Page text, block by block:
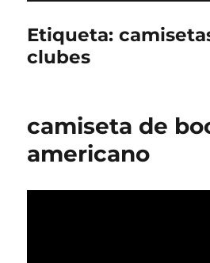
Etiqueta:
clubes
camiseta de
americano